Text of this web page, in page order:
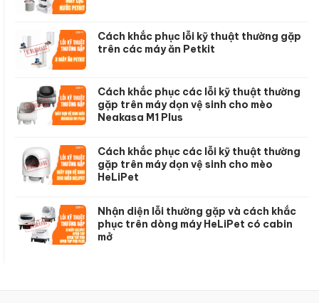
Cách khắc phục lỗi kỹ thuật thường gặp
trên các máy ăn Petkit
Cách khắc phục các lỗi kỹ thuật thường
gặp trên máy dọn vệ sinh cho mèo
Neakasa M1 Plus
Cách khắc phục các lỗi kỹ thuật thường
gặp trên máy dọn vệ sinh cho mèo
HeLiPet
Nhận diện lỗi thường gặp và cách khắc
phục trên dòng máy HeLiPet có cabin
mở